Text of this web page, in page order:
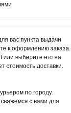
вас пункта выдачи
к оформлению заказа.
выберите его на
стоимость доставки.
по городу.
с вами для